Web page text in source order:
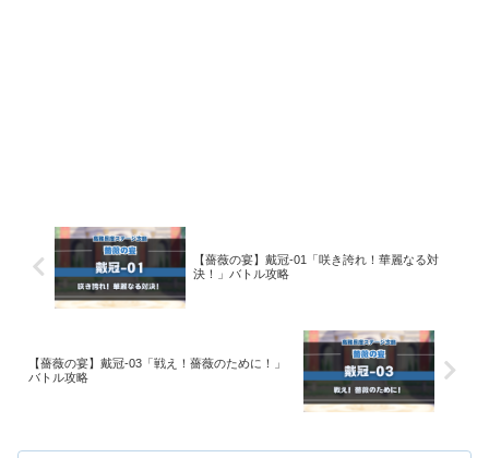
【薔薇の宴】戴冠-01「咲き誇れ！華麗なる対
決！」バトル攻略
【薔薇の宴】戴冠-03「戦え！薔薇のために！」
バトル攻略